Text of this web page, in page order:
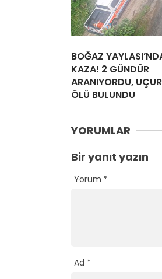
BOĞAZ
KAZA! 2 GÜNDÜR
ARANIYORDU,
ÖLÜ BULUNDU
YORUMLAR
Bir yanıt yazın
Yorum *
Ad *